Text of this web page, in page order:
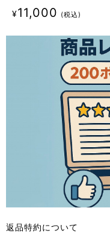
¥11,000 税込
返品特約について